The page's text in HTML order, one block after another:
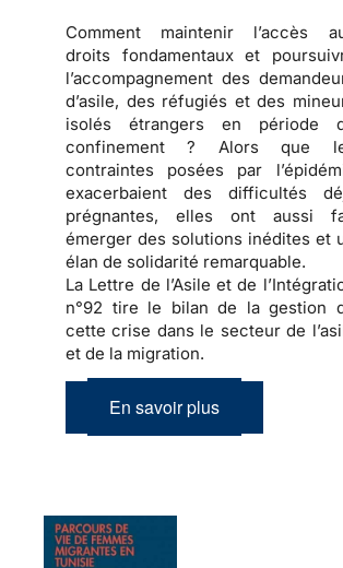
Comment maintenir l’accès
droits fondamentaux et
l’accompagnement des
d’asile, des réfugiés et des
isolés étrangers en période
confinement ? Alors que
contraintes posées par
exacerbaient des difficultés
prégnantes, elles ont aussi
émerger des solutions inédites et
élan de solidarité remarquable.
La Lettre de l’Asile et de
n°92 tire le bilan de la gestion
cette crise dans le secteur de
et de la migration.
En savoir plus